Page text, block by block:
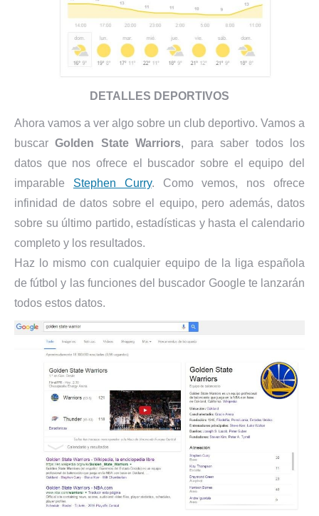
DETALLES DEPORTIVOS
Ahora vamos a ver algo sobre un club deportivo. Vamos a
buscarGolden State Warriors, para saber todos los
datos que nos ofrece el buscador sobre el equipo del
imparable Stephen Curry. Como vemos, nos ofrece
infinidad de datos sobre el equipo, pero además, datos
sobre su último partido, estadísticas y hasta el calendario
completo y los resultados.
Haz lo mismo con cualquier equipo de la liga española
de fútbol y las funciones del buscador Google te lanzarán
todos estos datos.